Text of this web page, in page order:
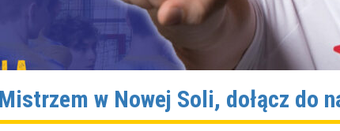
w Nowej Soli, dołącz do